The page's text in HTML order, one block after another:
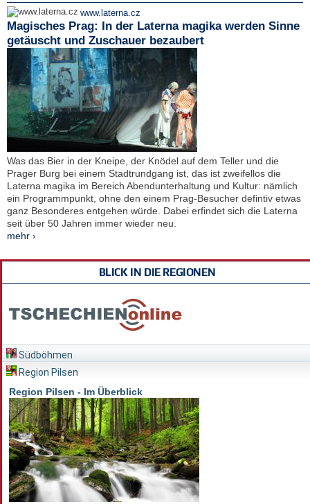
www.laterna.cz
Magisches Prag: In der Laterna magika werden Sinne
getäuscht und Zuschauer bezaubert
Was das Bier in der Kneipe, der Knödel auf dem Teller und die
Prager Burg bei einem Stadtrundgang ist, das ist zweifellos die
Laterna magika im Bereich Abendunterhaltung und Kultur: nämlich
ein Programmpunkt, ohne den einem Prag-Besucher defintiv etwas
ganz Besonderes entgehen würde. Dabei erfindet sich die Laterna
seit über 50 Jahren immer wieder neu.
mehr ›
BLICK IN DIE REGIONEN
Südböhmen
Region Pilsen
Region Pilsen - Im Überblick